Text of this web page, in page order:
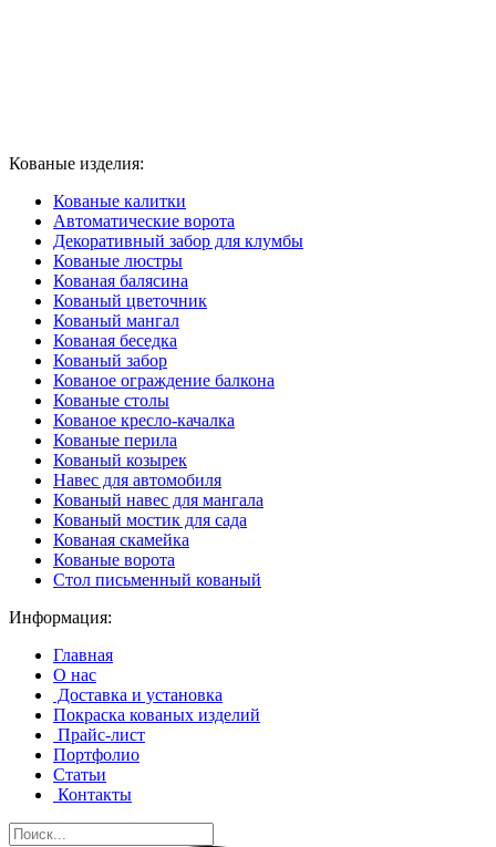
Кованые изделия:
Кованые калитки
Автоматические ворота
Декоративный забор для клумбы
Кованые люстры
Кованая балясина
Кованый цветочник
Кованый мангал
Кованая беседка
Кованый забор
Кованое ограждение балкона
Кованые столы
Кованое кресло-качалка
Кованые перила
Кованый козырек
Навес для автомобиля
Кованый навес для мангала
Кованый мостик для сада
Кованая скамейка
Кованые ворота
Стол письменный кованый
Информация:
Главная
О нас
Доставка и установка
Покраска кованых изделий
Прайс-лист
Портфолио
Статьи
Контакты